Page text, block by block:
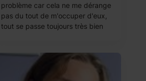
problème car cela ne me dérange
pas du tout de m'occuper d'eux,
tout se passe toujours très bien